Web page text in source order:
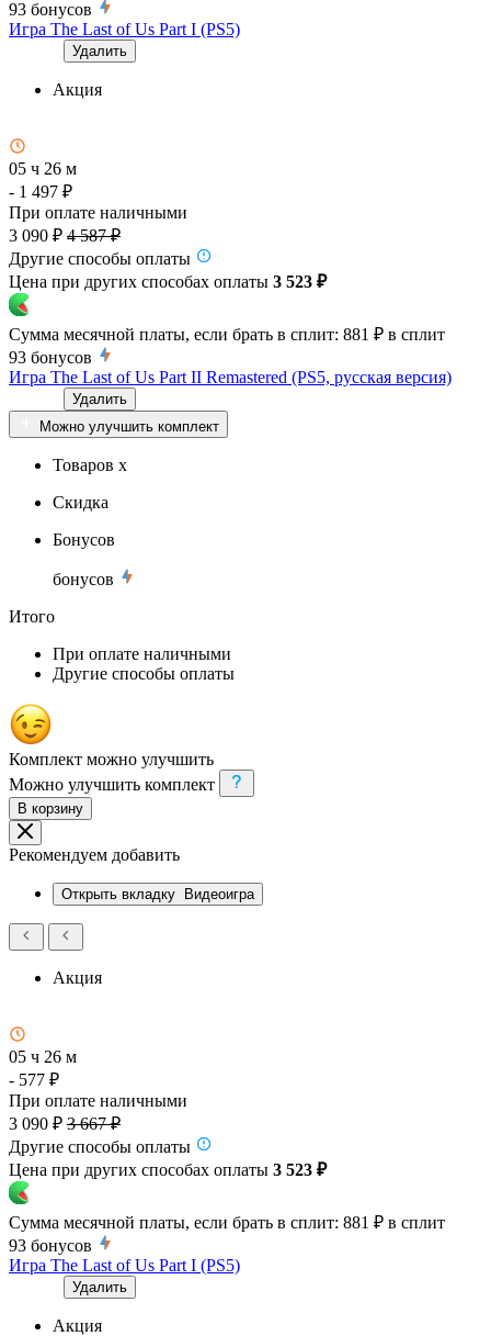
93 бонусов
Игра The Last of Us Part I (PS5)
Удалить
Акция
05 ч 26 м
- 1 497 ₽
При оплате наличными
3 090 ₽ 4 587 ₽
Другие способы оплаты
Цена при других способах оплаты 3 523 ₽
Сумма месячной платы, если брать в сплит: 881 ₽ в сплит
93 бонусов
Игра The Last of Us Part II Remastered (PS5, русская версия)
Удалить
Можно улучшить комплект
Товаров x
Скидка
Бонусов
бонусов
Итого
При оплате наличными
Другие способы оплаты
Комплект можно улучшить
Можно улучшить комплект
В корзину
Рекомендуем добавить
Открыть вкладку Видеоигра
Акция
05 ч 26 м
- 577 ₽
При оплате наличными
3 090 ₽ 3 667 ₽
Другие способы оплаты
Цена при других способах оплаты 3 523 ₽
Сумма месячной платы, если брать в сплит: 881 ₽ в сплит
93 бонусов
Игра The Last of Us Part I (PS5)
Удалить
Акция